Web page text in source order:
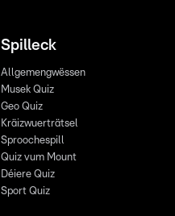
Spilleck
Allgemengwëssen
Musek Quiz
Geo Quiz
Kräizwuerträtsel
Sproochespill
Quiz vum Mount
Déiere Quiz
Sport Quiz